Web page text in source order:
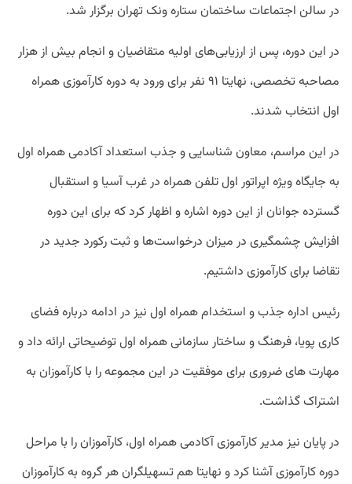
در سالن اجتماعات ساختمان ستاره ونک تهران برگزار شد.
در این دوره، پس از ارزیابی‌های اولیه متقاضیان و انجام بیش از هزار
مصاحبه تخصصی، نهایتا ۹۱ نفر برای ورود به دوره کارآموزی همراه
اول انتخاب شدند.
در این مراسم، معاون شناسایی و جذب استعداد آکادمی همراه اول
به جایگاه ویژه اپراتور اول تلفن همراه در غرب آسیا و استقبال
گسترده جوانان از این دوره اشاره و اظهار کرد که برای این دوره
افزایش چشمگیری در میزان درخواست‌ها و ثبت رکورد جدید در
تقاضا برای کارآموزی داشتیم.
رئیس اداره جذب و استخدام همراه اول نیز در ادامه درباره فضای
کاری پویا، فرهنگ و ساختار سازمانی همراه اول توضیحاتی ارائه داد و
مهارت های ضروری برای موفقیت در این مجموعه را با کارآموزان به
اشتراک گذاشت.
در پایان نیز مدیر کارآموزی آکادمی همراه اول، کارآموزان را با مراحل
دوره کارآموزی آشنا کرد و نهایتا هم تسهیلگران هر گروه به کارآموزان